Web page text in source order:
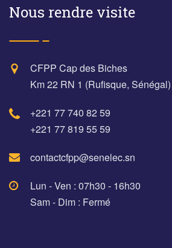
Nous rendre visite
CFPP Cap des Biches
Km 22 RN 1 (Rufisque, Sénégal)
+221 77 740 82 59
+221 77 819 55 59
contactcfpp@senelec.sn
Lun - Ven : 07h30 - 16h30
Sam - Dim : Fermé